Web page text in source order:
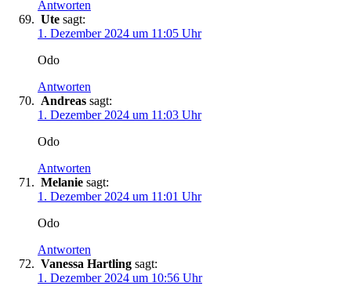
Antworten
Ute sagt:
1. Dezember 2024 um 11:05 Uhr
Odo
Antworten
Andreas sagt:
1. Dezember 2024 um 11:03 Uhr
Odo
Antworten
Melanie sagt:
1. Dezember 2024 um 11:01 Uhr
Odo
Antworten
Vanessa Hartling sagt:
1. Dezember 2024 um 10:56 Uhr